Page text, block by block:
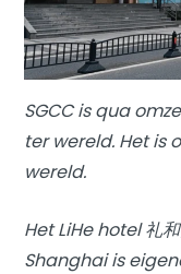
SGCC is qua
ter wereld. Het is
wereld.
Het LiHe hotel 礼
Shanghai is